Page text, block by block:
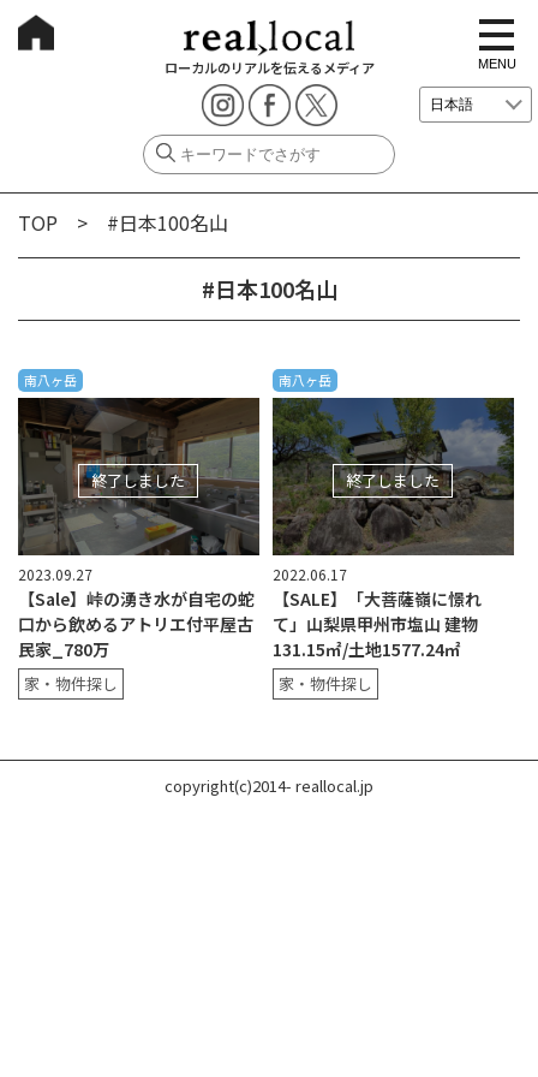
ローカルのリアルを伝えるメディア
t
o
g
g
e
i
i
MENU
TOP > #日本100名山
#日本100名山
南八ヶ岳
終了しました
2023.09.27
【Sale】峠の湧き水が自宅の蛇
口から飲めるアトリエ付平屋古
民家_780万
家・物件探し
南八ヶ岳
終了しました
2022.06.17
【SALE】「大菩薩嶺に憬れ
て」山梨県甲州市塩山 建物
131.15㎡/土地1577.24㎡
家・物件探し
copyright(c)2014- reallocal.jp